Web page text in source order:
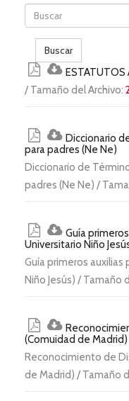
Buscar
ESTATUTOS
/ Tamaño del Archivo:
Diccionario
para padres (Ne Ne)
Diccionario de
padres (Ne Ne) /
Guía
Universitario Niño
Guía primeros auxilias
Niño Jesús) / Tamaño
(Comuidad de Madrid)
Reconocimiento de
de Madrid) / Tamaño